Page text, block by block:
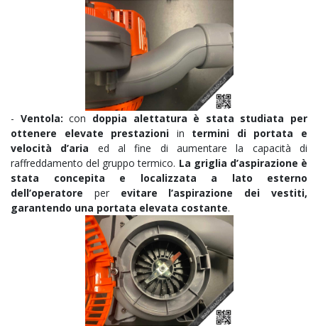
- Ventola: con doppia alettatura è stata studiata per
ottenere elevate prestazioni in termini di portata e
velocità d’aria ed al fine di aumentare la capacità di
raffreddamento del gruppo termico. La griglia d’aspirazione è
stata concepita e localizzata a lato esterno
dell’operatore per evitare l’aspirazione dei vestiti,
garantendo una portata elevata costante.